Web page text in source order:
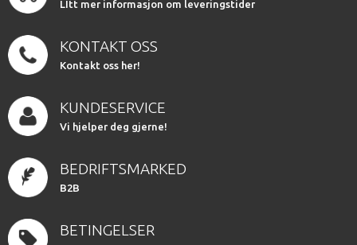
LItt mer informasjon om leveringstider
KONTAKT OSS
Kontakt oss her!
KUNDESERVICE
Vi hjelper deg gjerne!
BEDRIFTSMARKED
B2B
BETINGELSER